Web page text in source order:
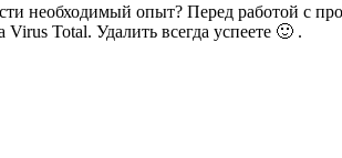
необходимый опыт? Перед работой с
Total. Удалить всегда успеете 🙂 .